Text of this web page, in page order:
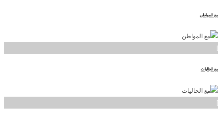
مع المواطن
]
مع الجاليات
]